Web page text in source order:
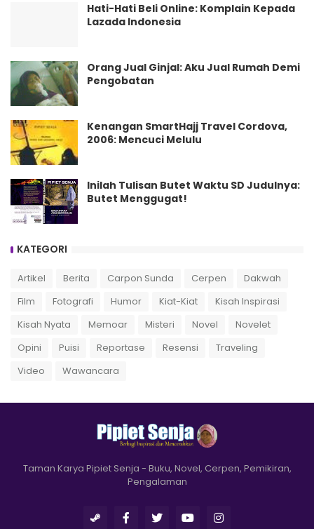
Hati-Hati Beli Online: Komplain Kepada
Lazada Indonesia
Orang Jual Ginjal: Aku Jual Rumah Demi
Pengobatan
Kenangan SmartHajj Travel Cordova,
2006: Mencuci Melulu
Inilah Tulisan Butet Waktu SD Judulnya:
Butet Menggugat!
KATEGORI
Artikel Berita Carpon Sunda Cerpen
Dakwah
Film
Fotografi Humor Kiat-Kiat
Kisah Inspirasi
Kisah Nyata
Memoar Misteri Novel
Novelet
Opini
Puisi Reportase Resensi
Traveling
Video
Wawancara
Taman Karya Pipiet Senja - Buku, Novel, Cerpen, Pemikiran,
Pengalaman